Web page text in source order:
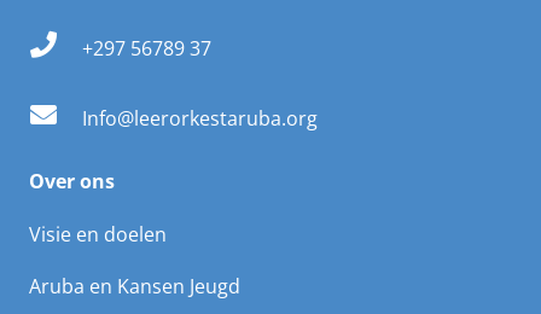
+297 56789 37
Info@leerorkestaruba.org
Over ons
Visie en doelen
Aruba en Kansen Jeugd